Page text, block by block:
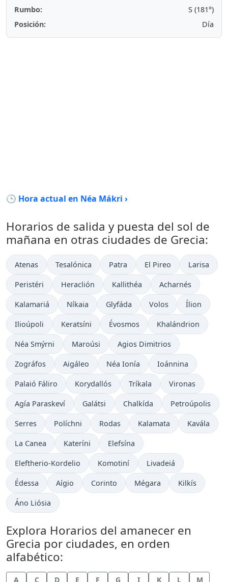
Rumbo:
S (181°)
Posición:
Día
🕒 Hora actual en Néa Mákri ›
Horarios de salida y puesta del sol de
mañana en otras ciudades de Grecia:
Atenas Tesalónica Patra El Pireo Larisa
Peristéri Heraclión Kallithéa Acharnés
Kalamariá Níkaia Glyfáda Volos Ílion
Ilioúpoli Keratsíni Évosmos Khalándrion
Néa Smýrni Maroúsi Agios Dimitrios
Zográfos Aigáleo Néa Ionía Ioánnina
Palaió Fáliro Korydallós Tríkala Vironas
Agía Paraskeví Galátsi Chalkída Petroúpolis
Serres Políchni Rodas Kalamata Kavála
La Canea Kateríni Elefsína
Eleftherio-Kordelio Komotiní Livadeiá
Édessa Aígio Corinto Mégara Kilkís
Áno Liósia
Explora Horarios del amanecer en
Grecia por ciudades, en orden
alfabético:
A C D E F G I K L M